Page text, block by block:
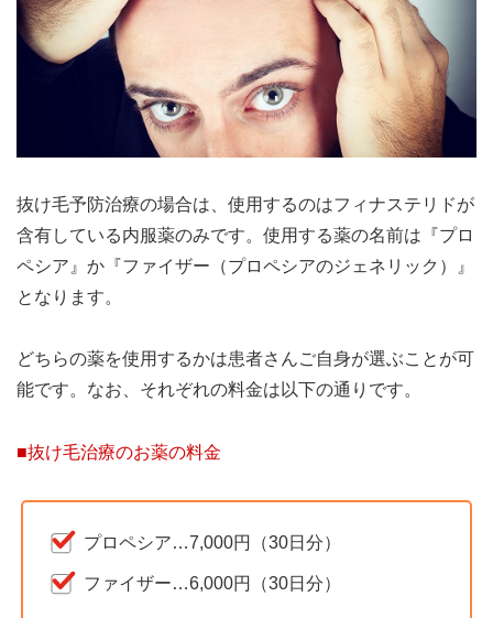
抜け毛予防治療の場合は、使用するのはフィナステリドが
含有している内服薬のみです。使用する薬の名前は『プロ
ペシア』か『ファイザー（プロペシアのジェネリック）』
となります。
どちらの薬を使用するかは患者さんご自身が選ぶことが可
能です。なお、それぞれの料金は以下の通りです。
■抜け毛治療のお薬の料金
プロペシア…7,000円（30日分）
ファイザー…6,000円（30日分）